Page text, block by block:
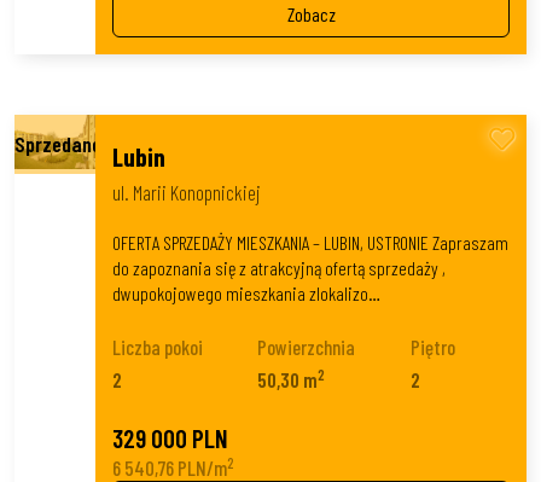
Zobacz
Lubin
ul. Marii Konopnickiej
OFERTA SPRZEDAŻY MIESZKANIA – LUBIN, USTRONIE Zapraszam
do zapoznania się z atrakcyjną ofertą sprzedaży ,
dwupokojowego mieszkania zlokalizo…
Liczba pokoi
2
Powierzchnia
50,30 m2
Piętro
2
329 000 PLN
6 540,76 PLN/m2